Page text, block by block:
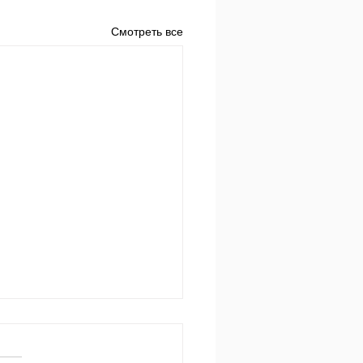
Смотреть все
Пр.24:3-4: «Мудростью